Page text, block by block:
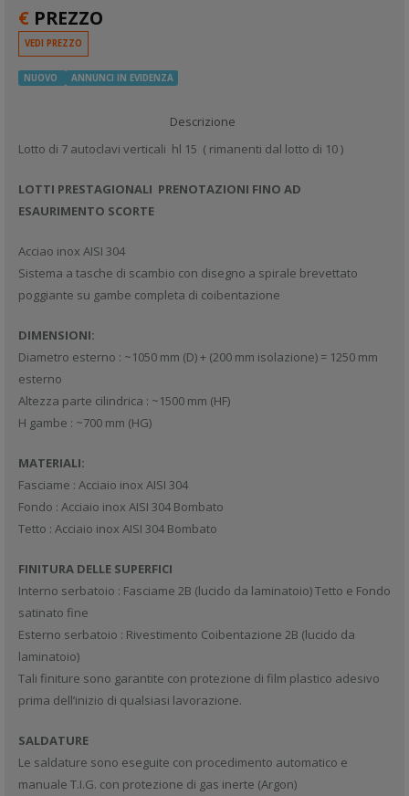
€ PREZZO
VEDI PREZZO
NUOVO ANNUNCI IN EVIDENZA
Descrizione
Lotto di 7 autoclavi verticali hl 15 ( rimanenti dal lotto di 10 )
LOTTI PRESTAGIONALI PRENOTAZIONI FINO AD
ESAURIMENTO SCORTE
Acciao inox AISI 304
Sistema a tasche di scambio con disegno a spirale brevettato
poggiante su gambe completa di coibentazione
DIMENSIONI:
Diametro esterno : ~1050 mm (D) + (200 mm isolazione) = 1250 mm
esterno
Altezza parte cilindrica : ~1500 mm (HF)
H gambe : ~700 mm (HG)
MATERIALI:
Fasciame : Acciaio inox AISI 304
Fondo : Acciaio inox AISI 304 Bombato
Tetto : Acciaio inox AISI 304 Bombato
FINITURA DELLE SUPERFICI
Interno serbatoio : Fasciame 2B (lucido da laminatoio) Tetto e Fondo
satinato fine
Esterno serbatoio : Rivestimento Coibentazione 2B (lucido da
laminatoio)
Tali finiture sono garantite con protezione di film plastico adesivo
prima dell’inizio di qualsiasi lavorazione.
SALDATURE
Le saldature sono eseguite con procedimento automatico e
manuale T.I.G. con protezione di gas inerte (Argon)